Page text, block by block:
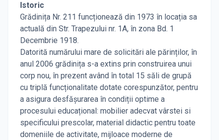
Istoric
Grădinița Nr. 211 funcționează din 1973 în locația sa
actuală din Str. Trapezului nr. 1A, în zona Bd. 1
Decembrie 1918.
Datorită numărului mare de solicitări ale părinților, în
anul 2006 grădinița s-a extins prin construirea unui
corp nou, în prezent având în total 15 săli de grupă
cu triplă funcționalitate dotate corespunzător, pentru
a asigura desfășurarea în condiții optime a
procesului educațional: mobilier adecvat vârstei si
specificului prescolar, material didactic pentru toate
domeniile de activitate, mijloace moderne de